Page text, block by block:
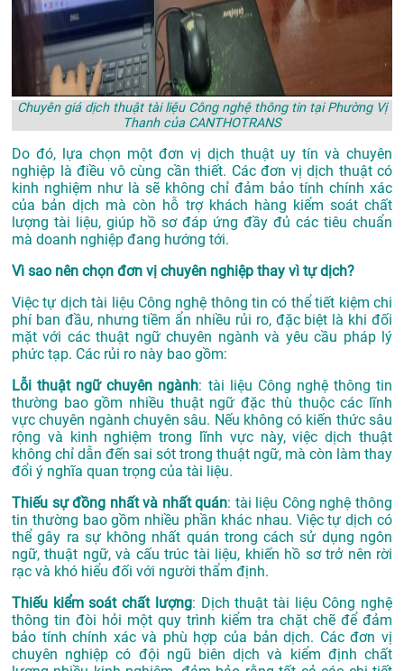
Chuyên giá dịch thuật tài liệu Công nghệ thông tin tại Phường Vị
Thanh của CANTHOTRANS
Do đó, lựa chọn một đơn vị dịch thuật uy tín và chuyên
nghiệp là điều vô cùng cần thiết. Các đơn vị dịch thuật có
kinh nghiệm như là sẽ không chỉ đảm bảo tính chính xác
của bản dịch mà còn hỗ trợ khách hàng kiểm soát chất
lượng tài liệu, giúp hồ sơ đáp ứng đầy đủ các tiêu chuẩn
mà doanh nghiệp đang hướng tới.
Vì sao nên chọn đơn vị chuyên nghiệp thay vì tự dịch?
Việc tự dịch tài liệu Công nghệ thông tin có thể tiết kiệm chi
phí ban đầu, nhưng tiềm ẩn nhiều rủi ro, đặc biệt là khi đối
mặt với các thuật ngữ chuyên ngành và yêu cầu pháp lý
phức tạp. Các rủi ro này bao gồm:
Lỗi thuật ngữ chuyên ngành: tài liệu Công nghệ thông tin
thường bao gồm nhiều thuật ngữ đặc thù thuộc các lĩnh
vực chuyên ngành chuyên sâu. Nếu không có kiến thức sâu
rộng và kinh nghiệm trong lĩnh vực này, việc dịch thuật
không chỉ dẫn đến sai sót trong thuật ngữ, mà còn làm thay
đổi ý nghĩa quan trọng của tài liệu.
Thiếu sự đồng nhất và nhất quán: tài liệu Công nghệ thông
tin thường bao gồm nhiều phần khác nhau. Việc tự dịch có
thể gây ra sự không nhất quán trong cách sử dụng ngôn
ngữ, thuật ngữ, và cấu trúc tài liệu, khiến hồ sơ trở nên rời
rạc và khó hiểu đối với người thẩm định.
Thiếu kiểm soát chất lượng: Dịch thuật tài liệu Công nghệ
thông tin đòi hỏi một quy trình kiểm tra chặt chẽ để đảm
bảo tính chính xác và phù hợp của bản dịch. Các đơn vị
chuyên nghiệp có đội ngũ biên dịch và kiểm định chất